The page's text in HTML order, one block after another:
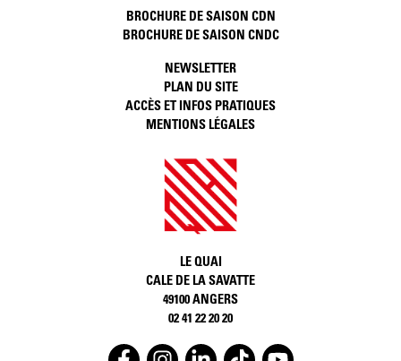
BROCHURE DE SAISON CDN
BROCHURE DE SAISON CNDC
NEWSLETTER
PLAN DU SITE
ACCÈS ET INFOS PRATIQUES
MENTIONS LÉGALES
LE QUAI
CALE DE LA SAVATTE
49100 ANGERS
02 41 22 20 20